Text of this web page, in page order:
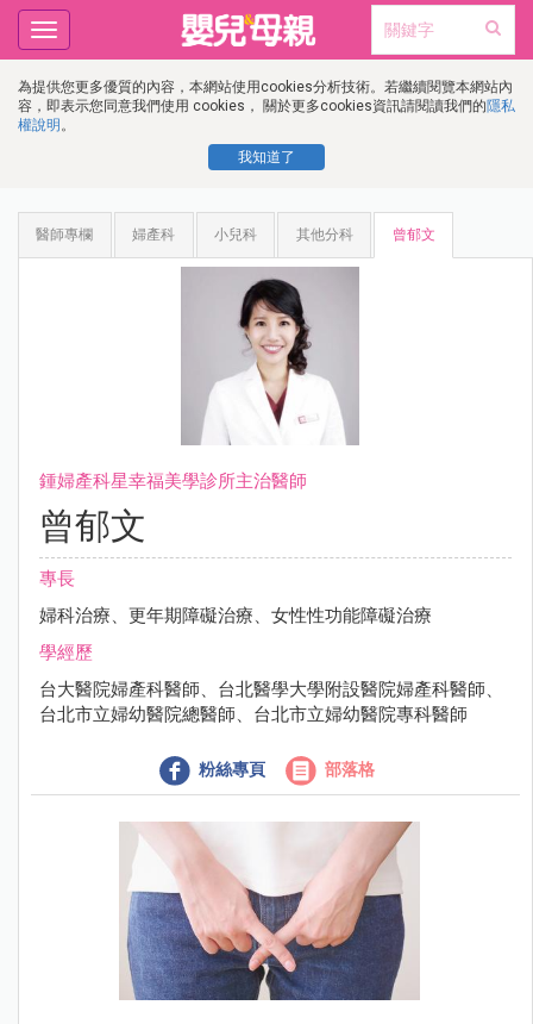
為提供您更多優質的內容，本網站使用cookies分析技術。若繼續閱覽本網站內
容，即表示您同意我們使用 cookies， 關於更多cookies資訊請閱讀我們的隱私
權說明 。
我知道了
Toggle
navigation
醫師專欄 婦產科 小兒科 其他分科 曾郁文
鍾婦產科星幸福美學診所主治醫師
曾郁文
專長
婦科治療、更年期障礙治療、女性性功能障礙治療
學經歷
台大醫院婦產科醫師、台北醫學大學附設醫院婦產科醫師、
台北市立婦幼醫院總醫師、台北市立婦幼醫院專科醫師
粉絲專頁 部落格